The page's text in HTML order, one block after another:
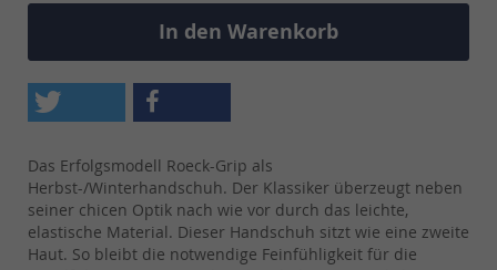
In den Warenkorb
Das Erfolgsmodell Roeck-Grip als
Herbst-/Winterhandschuh. Der Klassiker überzeugt neben
seiner chicen Optik nach wie vor durch das leichte,
elastische Material. Dieser Handschuh sitzt wie eine zweite
Haut. So bleibt die notwendige Feinfühligkeit für die